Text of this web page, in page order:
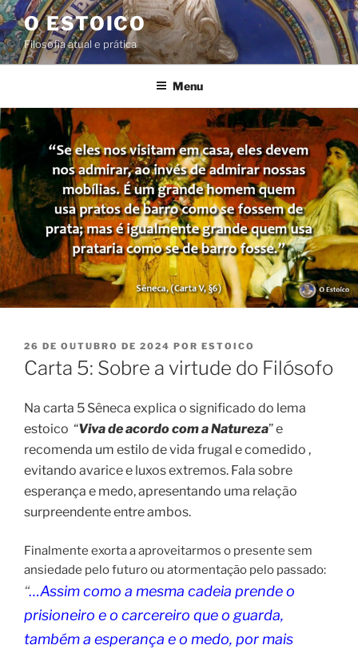
Pular
para
o
conteúdo
O ESTOICO
Filosofia atual e prática
Menu
PUBLICADO
EM
26 DE OUTUBRO DE 2024 POR ESTOICO
Carta 5: Sobre a virtude do Filósofo
Na carta 5 Sêneca explica o significado do lema
estoico “Viva de acordo com a Natureza” e
recomenda um estilo de vida frugal e comedido ,
evitando avarice e luxos extremos. Fala sobre
esperança e medo, apresentando uma relação
surpreendente entre ambos.
Finalmente exorta a aproveitarmos o presente sem
ansiedade pelo futuro ou atormentação pelo passado:
“…Assim como a mesma cadeia prende o
prisioneiro e o carcereiro que o guarda,
também a esperança e o medo, por mais